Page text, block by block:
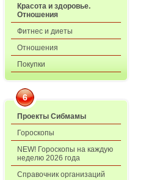
Красота и здоровье.
Отношения
Фитнес и диеты
Отношения
Покупки
6
Проекты Сибмамы
Гороскопы
NEW! Гороскопы на каждую
неделю 2026 года
Справочник организаций